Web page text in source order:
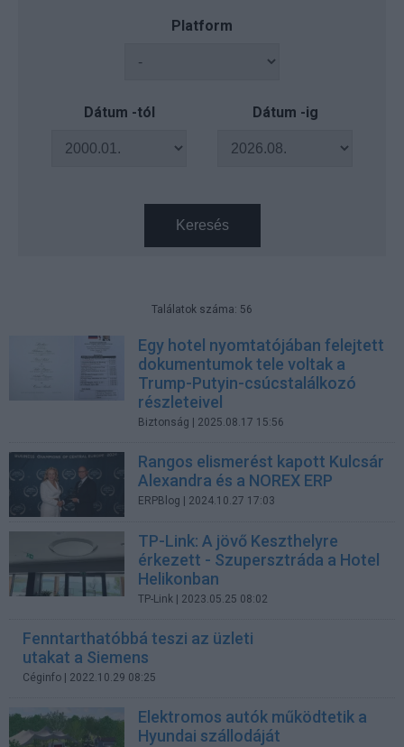
Platform
Dátum -tól Dátum -ig
Keresés
Találatok száma: 56
Egy hotel nyomtatójában felejtett
dokumentumok tele voltak a
Trump-Putyin-csúcstalálkozó
részleteivel
Biztonság | 2025.08.17 15:56
Rangos elismerést kapott Kulcsár
Alexandra és a NOREX ERP
ERPBlog | 2024.10.27 17:03
TP-Link: A jövő Keszthelyre
érkezett - Szupersztráda a Hotel
Helikonban
TP-Link | 2023.05.25 08:02
Fenntarthatóbbá teszi az üzleti
utakat a Siemens
Céginfo | 2022.10.29 08:25
Elektromos autók működtetik a
Hyundai szállodáját